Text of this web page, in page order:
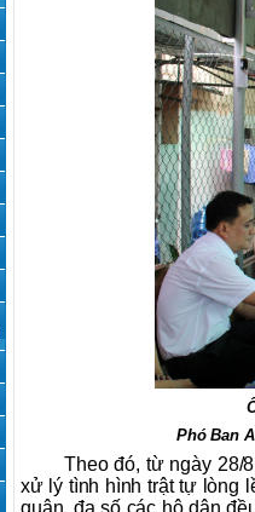
Phó Ban
Theo đó, từ ngày 28/
xử lý tình hình trật tự lòng
quận, đa số các hộ dân